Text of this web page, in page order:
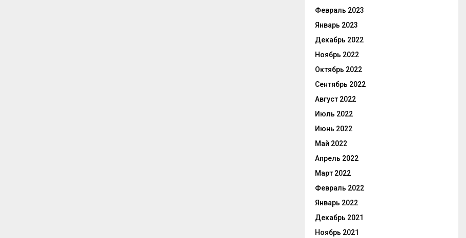
Февраль 2023
Январь 2023
Декабрь 2022
Ноябрь 2022
Октябрь 2022
Сентябрь 2022
Август 2022
Июль 2022
Июнь 2022
Май 2022
Апрель 2022
Март 2022
Февраль 2022
Январь 2022
Декабрь 2021
Ноябрь 2021